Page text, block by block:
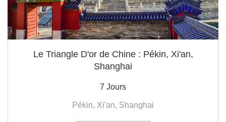
Le Triangle D'or de Chine : Pékin, Xi'an,
Shanghai
7 Jours
Pékin, Xi'an, Shanghai